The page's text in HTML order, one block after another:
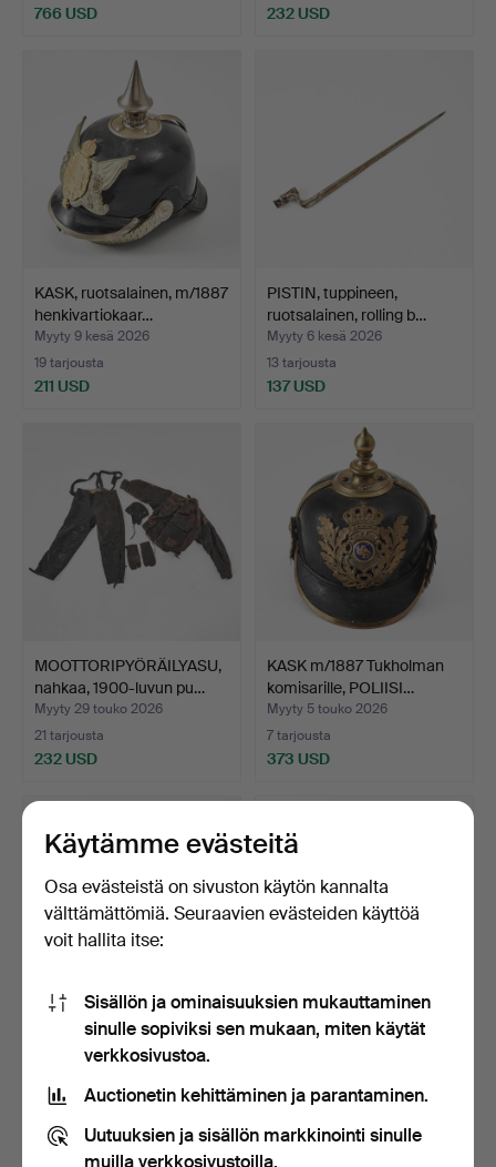
766 USD 232 USD
KASK, ruotsalainen, m/1887
henkivartiokaar…
Myyty 9 kesä 2026
19 tarjousta
211 USD
PISTIN, tuppineen,
ruotsalainen, rolling b…
Myyty 6 kesä 2026
13 tarjousta
137 USD
MOOTTORIPYÖRÄILYASU,
nahkaa, 1900-luvun pu…
Myyty 29 touko 2026
21 tarjousta
232 USD
KASK m/1887 Tukholman
komisarille, POLIISI…
Myyty 5 touko 2026
7 tarjousta
373 USD
EPÅLETTE, 1 pari, ruotsi,
m/1895, hevosmes…
31 tarjousta
337 USD
REGALIA, 7 osaa, Pyhän
9 tarjousta
137 USD
Käytämme evästeitä
Osa evästeistä on sivuston käytön kannalta
välttämättömiä. Seuraavien evästeiden käyttöä
voit hallita itse:
Sisällön ja ominaisuuksien mukauttaminen
sinulle sopiviksi sen mukaan, miten käytät
verkkosivustoa.
Auctionetin kehittäminen ja parantaminen.
Uutuuksien ja sisällön markkinointi sinulle
muilla verkkosivustoilla.